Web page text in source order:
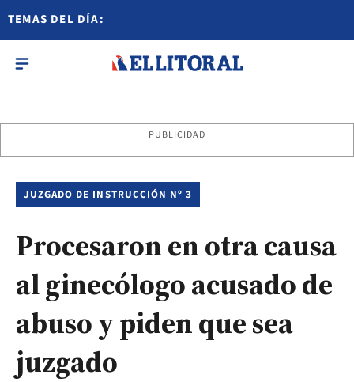
TEMAS DEL DÍA:
PUBLICIDAD
JUZGADO DE INSTRUCCIÓN Nº 3
Procesaron en otra causa
al ginecólogo acusado de
abuso y piden que sea
juzgado